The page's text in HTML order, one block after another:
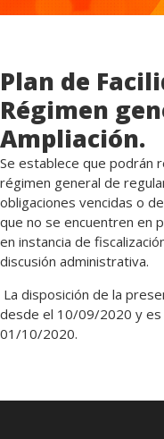
Plan de
Régimen
Ampliación.
Se establece que podrán
régimen general de
obligaciones vencidas o
que no se encuentren en
en instancia de
discusión administrativa.
La disposición de la
desde el 10/09/2020 y es
01/10/2020.